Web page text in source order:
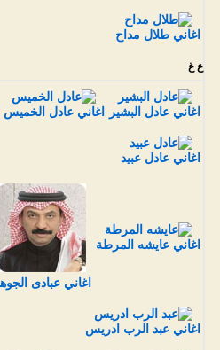
اغاني طلال مداح
ع غ
اغاني عادل البشير اغاني عادل الخميس
اغاني عادل عبيد
اغاني عايشه المرطة
اغاني عبادى
اغاني عبد الرب ادريس